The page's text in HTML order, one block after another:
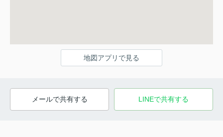
地図アプリで見る
メールで共有する LINEで共有する